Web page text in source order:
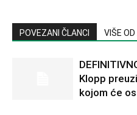
POVEZANI ČLANCI VIŠE
Klopp
kojom će